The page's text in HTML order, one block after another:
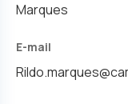
Marques
E-mail